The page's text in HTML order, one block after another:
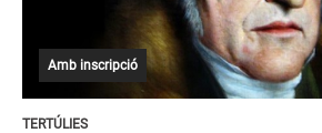
Amb inscripció
TERTÚLIES